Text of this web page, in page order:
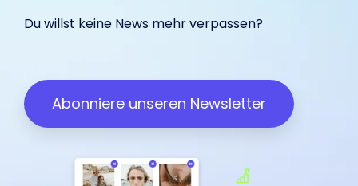
Influencer Marketing auf allen
Facebook TikTok
Wir freuen uns über dein
Feedback:
Du willst keine News mehr verpassen?
Abonniere unseren Newsletter